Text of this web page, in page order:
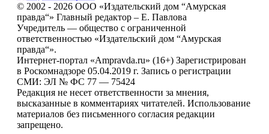
© 2002 - 2026 ООО «Издательский дом “Амурская
правда“» Главный редактор – Е. Павлова
Учредитель — общество с ограниченной
ответственностью «Издательский дом “Амурская
правда“».
Интернет-портал «Ampravda.ru» (16+) Зарегистрирован
в Роскомнадзоре 05.04.2019 г. Запись о регистрации
СМИ: ЭЛ № ФС 77 — 75424
Редакция не несет ответственности за мнения,
высказанные в комментариях читателей. Использование
материалов без письменного согласия редакции
запрещено.